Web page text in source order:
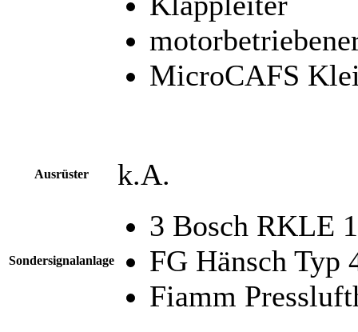
MicroCAFS
Ausrüster k.A.
Sondersignalanlage
3 Bosch RKLE
FG Hänsch Typ
Fiamm